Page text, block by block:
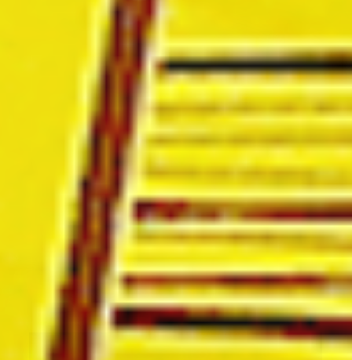
곡물의 세척, 건조 및 탈피와 같은